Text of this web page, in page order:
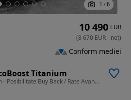
1 / 6
Titanium
999 cm3 • 125 CP • Titanium - Posibilitate Buy Back / Rate Avans 0% / Garantie 36 Luni
10 490 EUR
(8 670 EUR- net)
Conform mediei